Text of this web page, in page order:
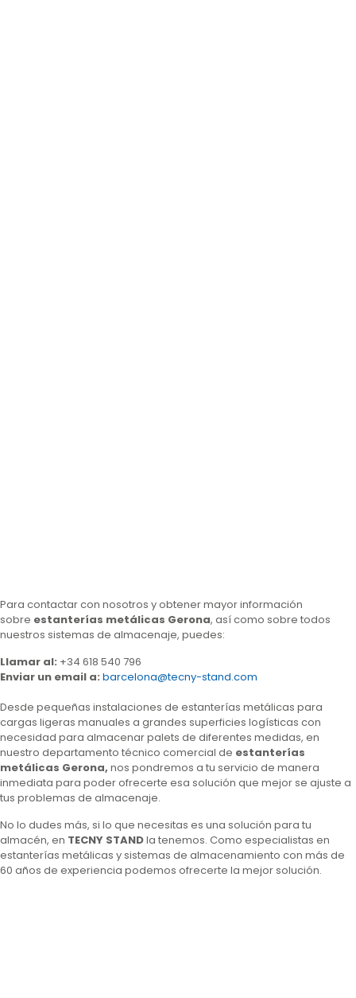
Para contactar con nosotros y obtener mayor información
sobre estanterías metálicas Gerona, así como sobre todos
nuestros sistemas de almacenaje, puedes:
Llamar al: +34 618 540 796
Enviar un email a: barcelona@tecny-stand.com
Desde pequeñas instalaciones de estanterías metálicas para
cargas ligeras manuales a grandes superficies logísticas con
necesidad para almacenar palets de diferentes medidas, en
nuestro departamento técnico comercial de estanterías
metálicas Gerona, nos pondremos a tu servicio de manera
inmediata para poder ofrecerte esa solución que mejor se ajuste a
tus problemas de almacenaje.
No lo dudes más, si lo que necesitas es una solución para tu
almacén, en TECNY STANDla tenemos. Como especialistas en
estanterías metálicas y sistemas de almacenamiento con más de
60 años de experiencia podemos ofrecerte la mejor solución.